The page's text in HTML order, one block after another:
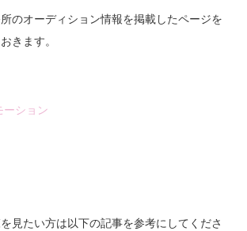
のオーディション情報を掲載したページを
きます。
ーション
見たい方は以下の記事を参考にしてくださ